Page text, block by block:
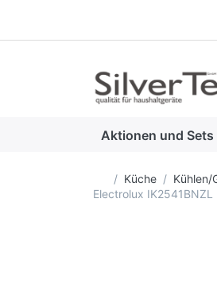
Aktionen und Sets
Startseite
Küche Kühlen/
Electrolux